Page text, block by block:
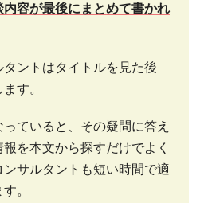
内容が最後にまとめて書かれ
ントはタイトルを見た後
す。
ていると、その疑問に答え
を本文から探すだけでよく
サルタントも短い時間で適
。